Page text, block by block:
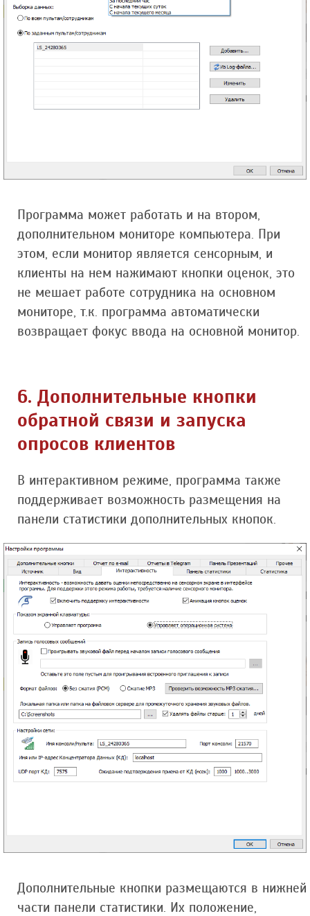
Программа может работать и на втором,
дополнительном мониторе компьютера. При
этом, если монитор является сенсорным, и
клиенты на нем нажимают кнопки оценок, это
не мешает работе сотрудника на основном
мониторе, т.к. программа автоматически
возвращает фокус ввода на основной монитор.
6. Дополнительные кнопки
обратной связи и запуска
опросов клиентов
В интерактивном режиме, программа также
поддерживает возможность размещения на
панели статистики дополнительных кнопок.
Дополнительные кнопки размещаются в нижней
части панели статистики. Их положение,